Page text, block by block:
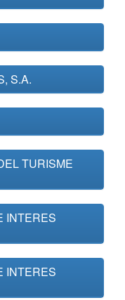
S.A.
TURISME
INTERES
INTERES